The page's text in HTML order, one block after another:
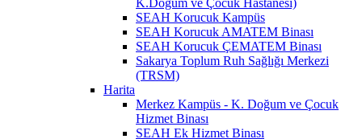
SEAH Korucuk Kampüs
SEAH Korucuk AMATEM Binası
SEAH Korucuk ÇEMATEM Binası
Sakarya Toplum Ruh Sağlığı Merkezi
(TRSM)
Harita
Merkez Kampüs - K. Doğum ve Çocuk
Hizmet Binası
SEAH Ek Hizmet Binası